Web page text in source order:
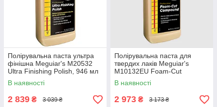
Полірувальна паста ультра
фінішна Meguiar's M20532
Ultra Finishing Polish, 946 мл
В наявності
2 839 ₴ 3 039 ₴
Полірувальна паста для
твердих лаків Meguiar's
M10132EU Foam-Cut
Compound, 946 мл
В наявності
2 973 ₴ 3 173 ₴